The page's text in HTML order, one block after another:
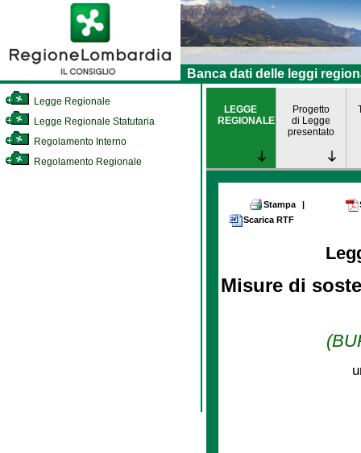
Banca dati delle leggi
Legge Regionale
Legge Regionale Statutaria
Regolamento Interno
Regolamento Regionale
LEGGE
REGIONALE
Progetto
di Legge
presentato
Stampa |
Scarica RTF
Misure di